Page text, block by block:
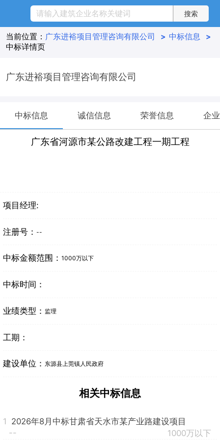
当前位置： 广东进裕项目管理咨询有限公司 > 中标信息
>
中标详情页
广东进裕项目管理咨询有限公司
中标信息 诚信信息 荣誉信息 企
广东省河源市某公路改建工程一期工程
项目经理:
注册号： --
中标金额范围： 1000万以下
中标时间：
业绩类型： 监理
工期：
建设单位： 东源县上莞镇人民政府
相关中标信息
1 2026年8月中标甘肃省天水市某产业路建设项目
--
1000万以下